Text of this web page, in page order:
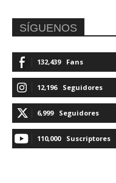
SÍGUENOS
132,439 Fans
12,196 Seguidores
6,999 Seguidores
110,000 Suscriptores